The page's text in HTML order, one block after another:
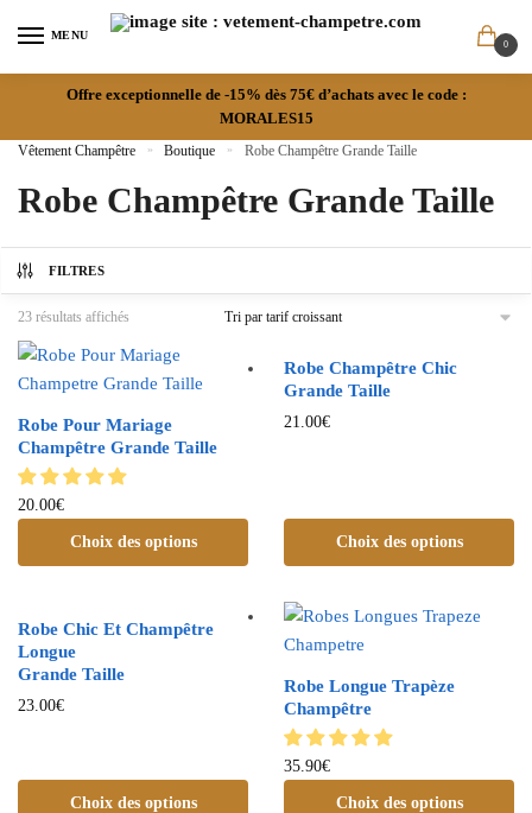
MENU
0
Offre exceptionnelle de -15% dès 75€ d’achats avec le code :
MORALES15
Vêtement Champêtre » Boutique » Robe Champêtre Grande Taille
Robe Champêtre Grande Taille
FILTRES
23 résultats affichés
Robe Pour Mariage
Champêtre Grande Taille
20.00€
Choix des options
Robe Champêtre Chic
Grande Taille
21.00€
Choix des options
Robe Chic Et Champêtre
Longue
Grande Taille
23.00€
Choix des options
Robe Longue Trapèze
Champêtre
35.90€
Choix des options